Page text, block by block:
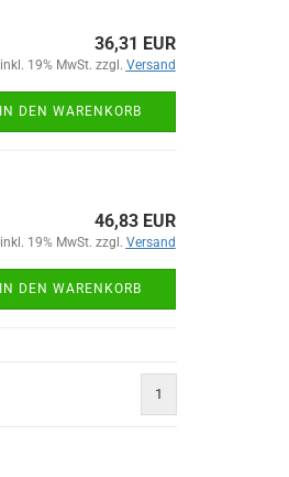
36,31 EUR
inkl. 19% MwSt. zzgl. Versand
IN DEN WARENKORB
46,83 EUR
inkl. 19% MwSt. zzgl. Versand
IN DEN WARENKORB
1